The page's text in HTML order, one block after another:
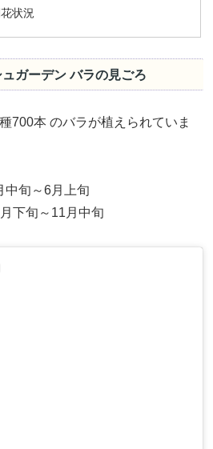
状況
ガーデン バラの見ごろ
700本 のバラが植えられていま
中旬～6月上旬
下旬～11月中旬